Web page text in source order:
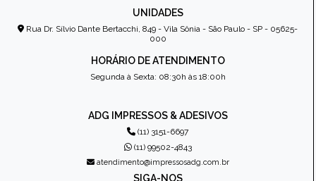
UNIDADES
Rua Dr. Sílvio Dante Bertacchi, 849 - Vila Sônia - São Paulo - SP - 05625-
000
HORÁRIO DE ATENDIMENTO
Segunda à Sexta: 08:30h às 18:00h
ADG IMPRESSOS & ADESIVOS
(11) 3151-6697
(11) 99502-4843
atendimento@impressosadg.com.br
SIGA-NOS